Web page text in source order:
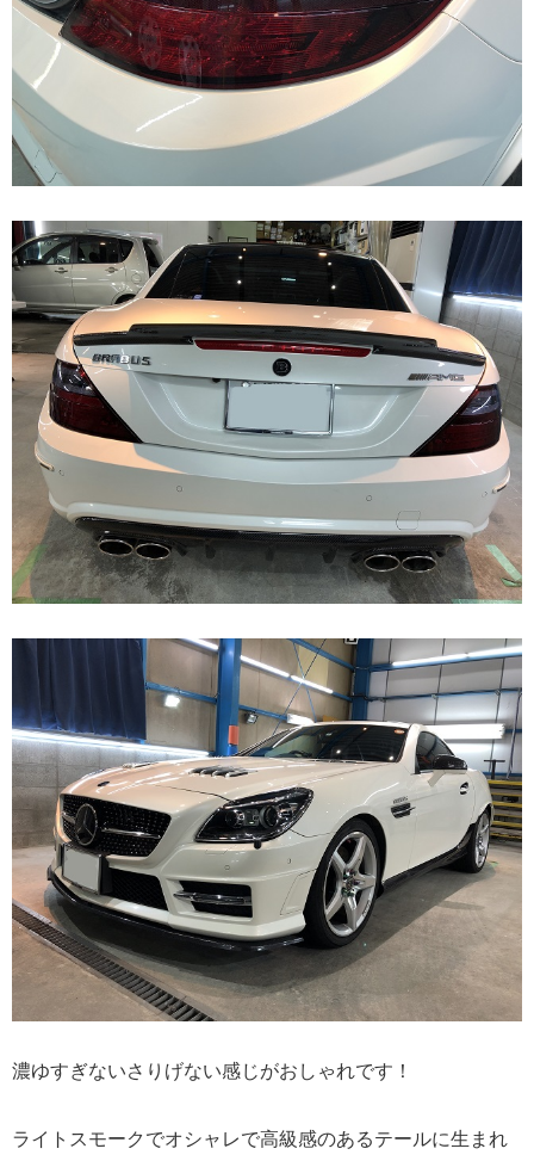
濃ゆすぎないさりげない感じがおしゃれです！
ライトスモークでオシャレで高級感のあるテールに生まれ